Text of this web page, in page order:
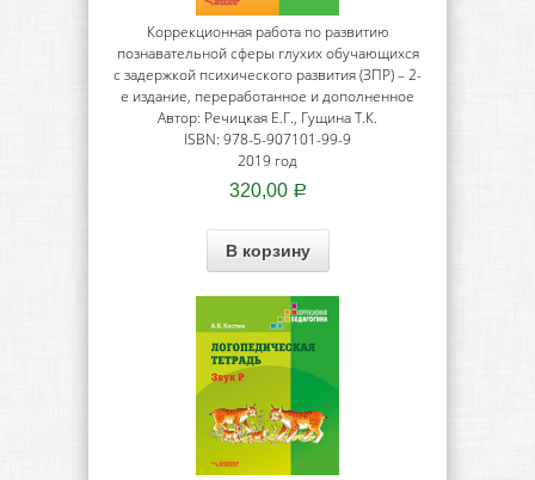
Коррекционная работа по развитию
познавательной сферы глухих обучающихся
с задержкой психического развития (ЗПР) – 2-
е издание, переработанное и дополненное
Автор: Речицкая Е.Г., Гущина Т.К.
ISBN: 978-5-907101-99-9
2019 год
320,00 Р
В корзину